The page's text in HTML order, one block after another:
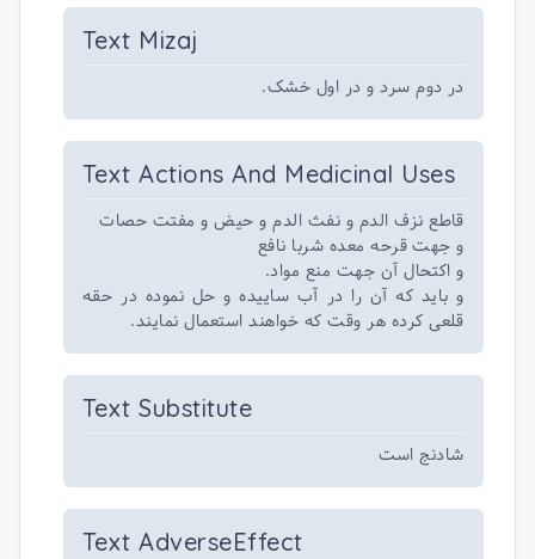
Text Mizaj
در دوم سرد و در اول خشک.
Text Actions And Medicinal Uses
قاطع نزف الدم و نفث الدم و حیض و مفتت حصات
و جهت قرحه معده شربا نافع
و اکتحال آن جهت منع مواد.
و باید که آن را در آب ساییده و حل نموده در حقه
قلعی کرده هر وقت که خواهند استعمال نمایند.
Text Substitute
شادنج است
Text AdverseEffect